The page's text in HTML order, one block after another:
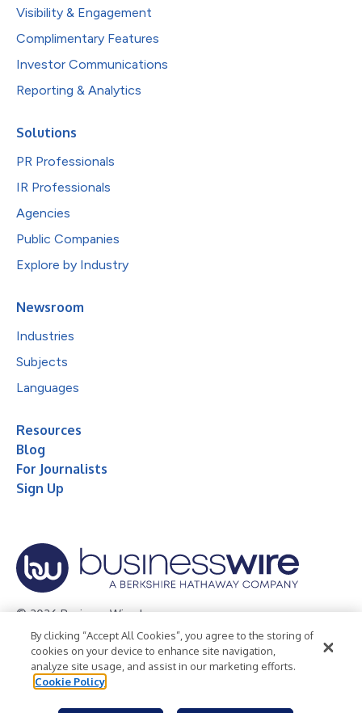
Visibility & Engagement
Complimentary Features
Investor Communications
Reporting & Analytics
Solutions
PR Professionals
IR Professionals
Agencies
Public Companies
Explore by Industry
Newsroom
Industries
Subjects
Languages
Resources
Blog
For Journalists
Sign Up
© 2026 Business Wire, Inc.
Privacy Policy Cookie Policy
Accessibility Statement
Terms of Use
Legal
By clicking “Accept All Cookies”, you agree to the storing of
cookies on your device to enhance site navigation,
analyze site usage, and assist in our marketing efforts.
Cookie Policy